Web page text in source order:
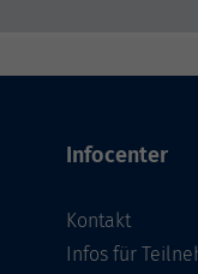
Infocenter
Kontakt
Infos für